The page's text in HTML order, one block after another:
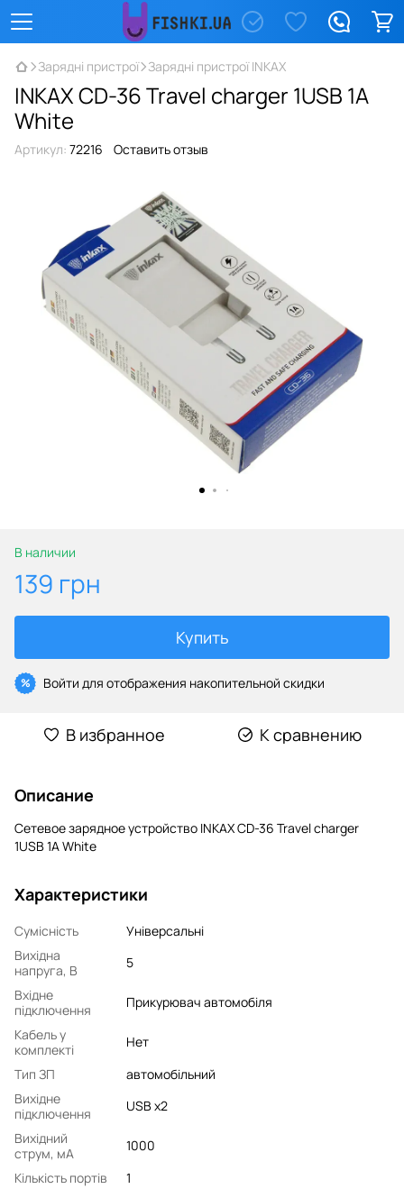
Зарядні пристрої Зарядні пристрої INKAX
INKAX CD-36 Travel charger 1USB 1A
White
Артикул: 72216 Оставить отзыв
В наличии
139 грн
Купить
% Войти для отображения накопительной скидки
В избранное К сравнению
Описание
Сетевое зарядное устройство INKAX CD-36 Travel charger
1USB 1A White
Характеристики
Сумісність
Універсальні
Вихідна
напруга, В
5
Вхідне
підключення
Прикурювач автомобіля
Кабель у
комплекті
Нет
Тип ЗП
автомобільний
Вихідне
підключення
USB x2
Вихідний
струм, мA
1000
Кількість портів
1